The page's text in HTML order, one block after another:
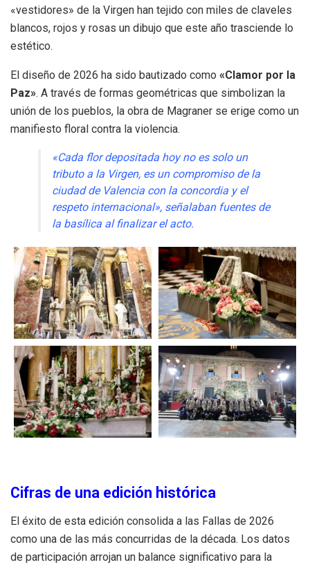
«vestidores» de la Virgen han tejido con miles de claveles
blancos, rojos y rosas un dibujo que este año trasciende lo
estético.
El diseño de 2026 ha sido bautizado como «Clamor por la
Paz». A través de formas geométricas que simbolizan la
unión de los pueblos, la obra de Magraner se erige como un
manifiesto floral contra la violencia.
«Cada flor depositada hoy no es solo un
tributo a la Virgen, es un compromiso de la
ciudad de Valencia con la concordia y el
respeto internacional», señalaban fuentes de
la basílica al finalizar el acto.
Cifras de una edición histórica
El éxito de esta edición consolida a las Fallas de 2026
como una de las más concurridas de la década. Los datos
de participación arrojan un balance significativo para la